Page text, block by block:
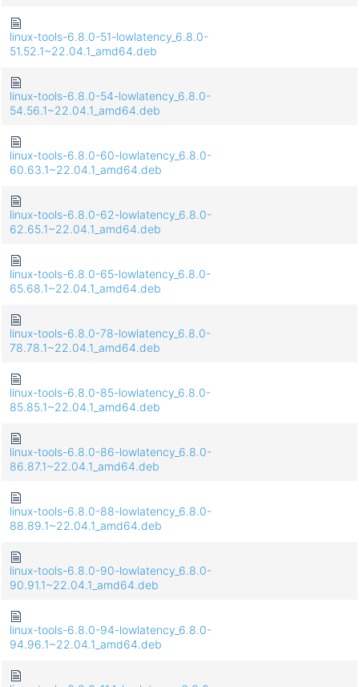
linux-tools-6.8.0-51-lowlatency_6.8.0-
51.52.1~22.04.1_amd64.deb
linux-tools-6.8.0-54-lowlatency_6.8.0-
54.56.1~22.04.1_amd64.deb
linux-tools-6.8.0-60-lowlatency_6.8.0-
60.63.1~22.04.1_amd64.deb
linux-tools-6.8.0-62-lowlatency_6.8.0-
62.65.1~22.04.1_amd64.deb
linux-tools-6.8.0-65-lowlatency_6.8.0-
65.68.1~22.04.1_amd64.deb
linux-tools-6.8.0-78-lowlatency_6.8.0-
78.78.1~22.04.1_amd64.deb
linux-tools-6.8.0-85-lowlatency_6.8.0-
85.85.1~22.04.1_amd64.deb
linux-tools-6.8.0-86-lowlatency_6.8.0-
86.87.1~22.04.1_amd64.deb
linux-tools-6.8.0-88-lowlatency_6.8.0-
88.89.1~22.04.1_amd64.deb
linux-tools-6.8.0-90-lowlatency_6.8.0-
90.91.1~22.04.1_amd64.deb
linux-tools-6.8.0-94-lowlatency_6.8.0-
94.96.1~22.04.1_amd64.deb